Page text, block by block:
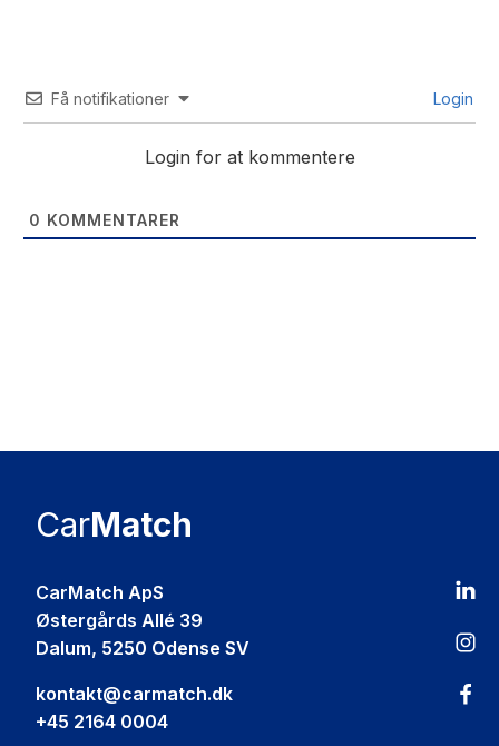
Få notifikationer Login
Login for at kommentere
0 KOMMENTARER
CarMatch
CarMatch ApS
Østergårds Allé 39
Dalum, 5250 Odense SV
kontakt@carmatch.dk
+45 2164 0004